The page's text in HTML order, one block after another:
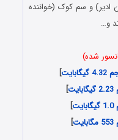
ادیر) و سم کوک (خواننده
و…
شده)
]
]
]
]